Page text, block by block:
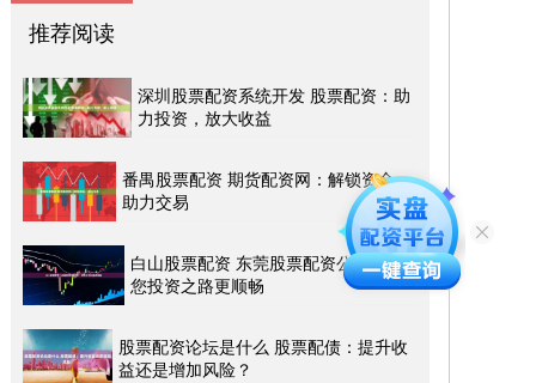
推荐阅读
深圳股票配资系统开发 股票配资：助
力投资，放大收益
番禺股票配资 期货配资网：解锁资金，
助力交易
白山股票配资 东莞股票配资公司：助
您投资之路更顺畅
股票配资论坛是什么 股票配债：提升收
益还是增加风险？